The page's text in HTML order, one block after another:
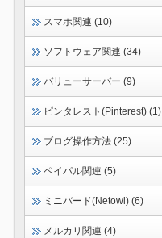
スマホ関連 (10)
ソフトウェア関連 (34)
バリューサーバー (9)
ピンタレスト(Pinterest) (1)
ブログ操作方法 (25)
ペイパル関連 (5)
ミニバード(Netowl) (6)
メルカリ関連 (4)